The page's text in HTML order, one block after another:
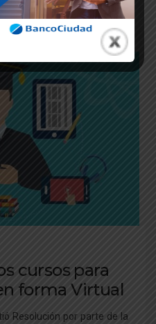
obligatorio.
cursos para
forma Virtual
Resolución por parte de la